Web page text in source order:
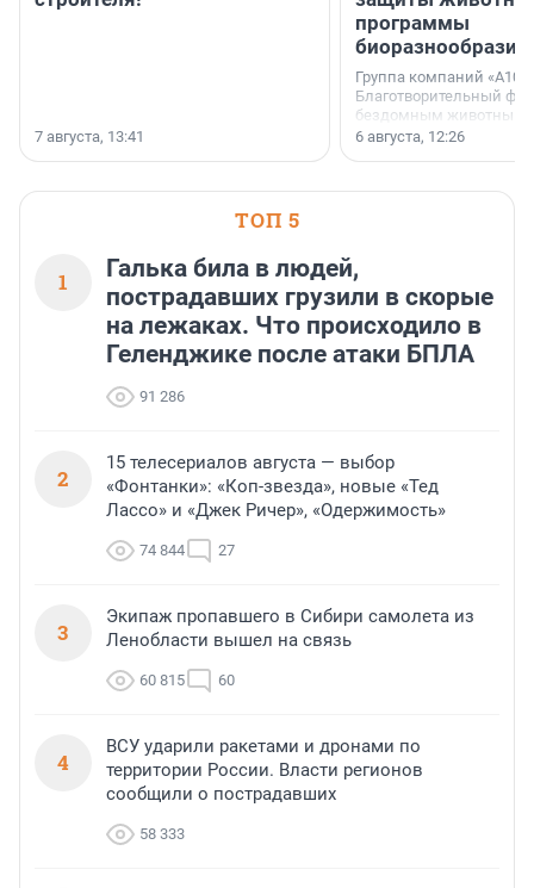
7 августа, 13:41
программы
биоразнообразия
Группа компаний
Благотворительный
бездомным животным
заключили соглашение
6 августа, 12:26
ТОП 5
1
Галька била в людей,
пострадавших грузили в скорые
на лежаках. Что происходило в
Геленджике после атаки БПЛА
91 286
2
15 телесериалов августа — выбор
«Фонтанки»: «Коп-звезда», новые «Тед
Лассо» и «Джек Ричер», «Одержимость»
74 844 27
3
Экипаж пропавшего в Сибири самолета из
Ленобласти вышел на связь
60 815 60
4
ВСУ ударили ракетами и дронами по
территории России. Власти регионов
сообщили о пострадавших
58 333